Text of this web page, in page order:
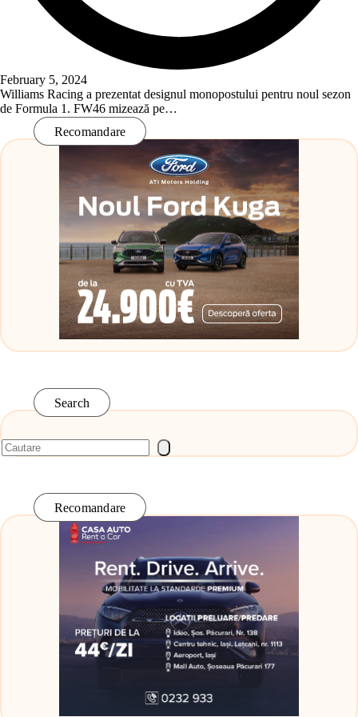
February 5, 2024
Williams Racing a prezentat designul monopostului pentru noul sezon
de Formula 1. FW46 mizează pe…
Read More
Recomandare
Search
Recomandare